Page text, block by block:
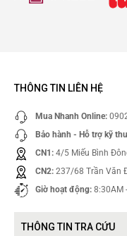
THÔNG TIN LIÊN HỆ
Mua Nhanh Online:
Bảo hành - Hỗ trợ kỹ
CN1: 4/5 Miếu Bình
CN2: 237/68 Trần Văn
Giờ hoạt động: 8:30AM
THÔNG TIN TRA CỨU